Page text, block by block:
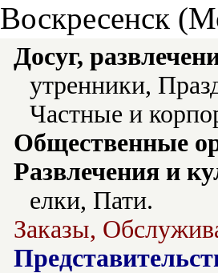
Воскресенск
Досуг,
утренники,
Частные и
Общественные
Развлечения и
елки, Пати.
Заказы,